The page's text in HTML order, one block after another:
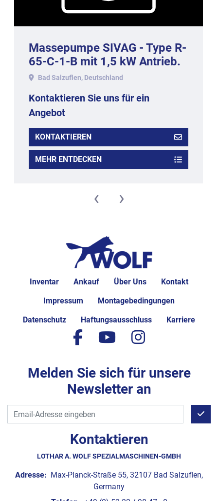
Massepumpe SIVAG - Type R-
65-C-1-B mit 1,5 kW Antrieb.
Bad Salzuflen, Deutschland
Kontaktieren Sie uns für ein
Angebot
KONTAKTIEREN
MEHR ENTDECKEN
‹ ›
Inventar Ankauf Über Uns Kontakt
Impressum Montagebedingungen
Datenschutz Haftungsausschluss Karriere
Kontaktieren
LOTHAR A. WOLF SPEZIALMASCHINEN-GMBH
Adresse: Max-Planck-Straße 55, 32107 Bad Salzuflen,
Germany
facebook
youtubeinstagram
Melden Sie sich für unsere
Newsletter an